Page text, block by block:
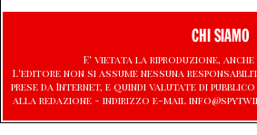
CHI SIAMO
E' vietata la riproduzione, anche
L'editore non si assume nessuna
prese da Internet, e quindi valutate di
alla redazione - indirizzo e-mail